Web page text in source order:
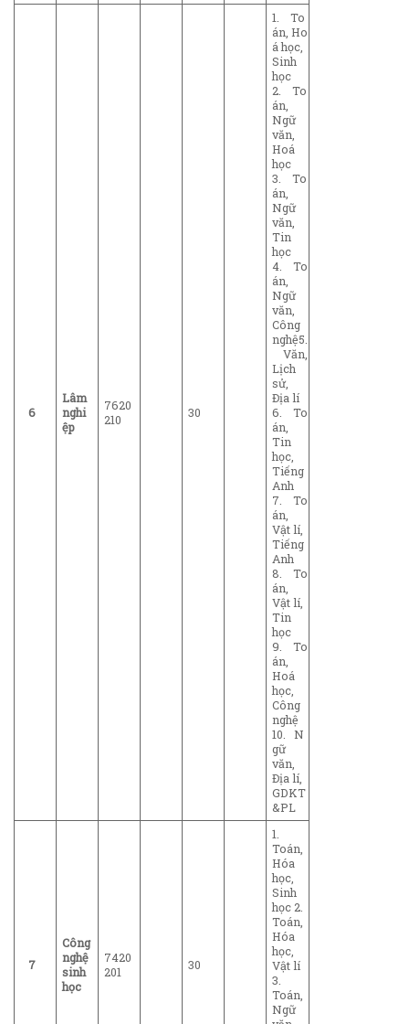
6
Lâm
nghi
ệp
7620
210
30
1. To
án, Ho
á học,
Sinh
học
2. To
án,
Ngữ
văn,
Hoá
học
3. To
án,
Ngữ
văn,
Tin
học
4. To
án,
Ngữ
văn,
Công
nghệ5.
Văn,
Lịch
sử,
Địa lí
6. To
án,
Tin
học,
Tiếng
Anh
7. To
án,
Vật lí,
Tiếng
Anh
8. To
án,
Vật lí,
Tin
học
9. To
án,
Hoá
học,
Công
nghệ
10. N
gữ
văn,
Địa lí,
GDKT
&PL
7
Công
nghệ
sinh
học
7420
201
30
1.
Toán,
Hóa
học,
Sinh
học 2.
Toán,
Hóa
học,
Vật lí
3.
Toán,
Ngữ